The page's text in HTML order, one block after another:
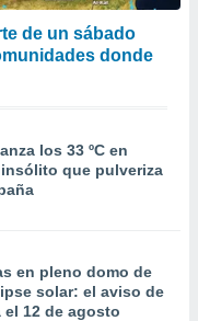
de un sábado
donde
los 33 ºC en
que pulveriza
en pleno domo de
solar: el aviso de
el 12 de agosto